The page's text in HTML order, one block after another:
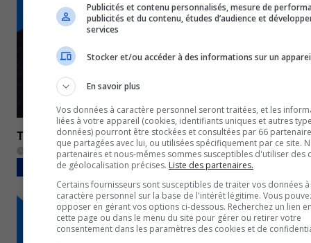
TVA 18H – 27 mars 2023
27 mars 2023
BULLETINS COMPLETS
Publicités et contenu personnalisés, mesure de
publicités et du contenu, études d’audience et
services
Stocker et/ou accéder à des informations sur un
En savoir plus
Vos données à caractère personnel seront traitées, et les
liées à votre appareil (cookies, identifiants uniques et autres
données) pourront être stockées et consultées par 66
que partagées avec lui, ou utilisées spécifiquement par ce site.
partenaires et nous-mêmes sommes susceptibles d'utiliser des
de géolocalisation précises. Liste des partenaires.
Certains fournisseurs sont susceptibles de traiter vos données à
caractère personnel sur la base de l'intérêt légitime. Vous
opposer en gérant vos options ci-dessous. Recherchez un lien
cette page ou dans le menu du site pour gérer ou retirer votre
consentement dans les paramètres des cookies et de